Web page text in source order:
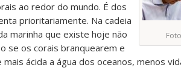
ao redor do mundo. É dos
prioritariamente. Na cadeia
marinha que existe hoje não
se os corais branquearem e
ácida a água dos oceanos, menos